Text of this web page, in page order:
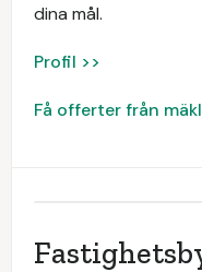
dina mål.
Profil >>
Få offerter från